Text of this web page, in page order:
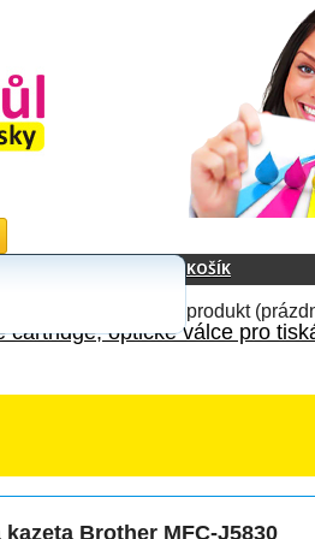
KOŠÍK
produkt
cartridge, optické válce pro
Brother MFC-J5830